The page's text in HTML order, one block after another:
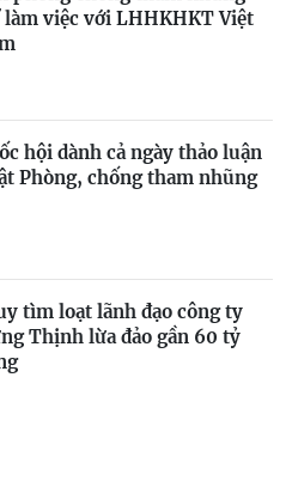
làm việc với LHHKHKT Việt
hội dành cả ngày thảo luận
Phòng, chống tham nhũng
tìm loạt lãnh đạo công ty
Thịnh lừa đảo gần 60 tỷ